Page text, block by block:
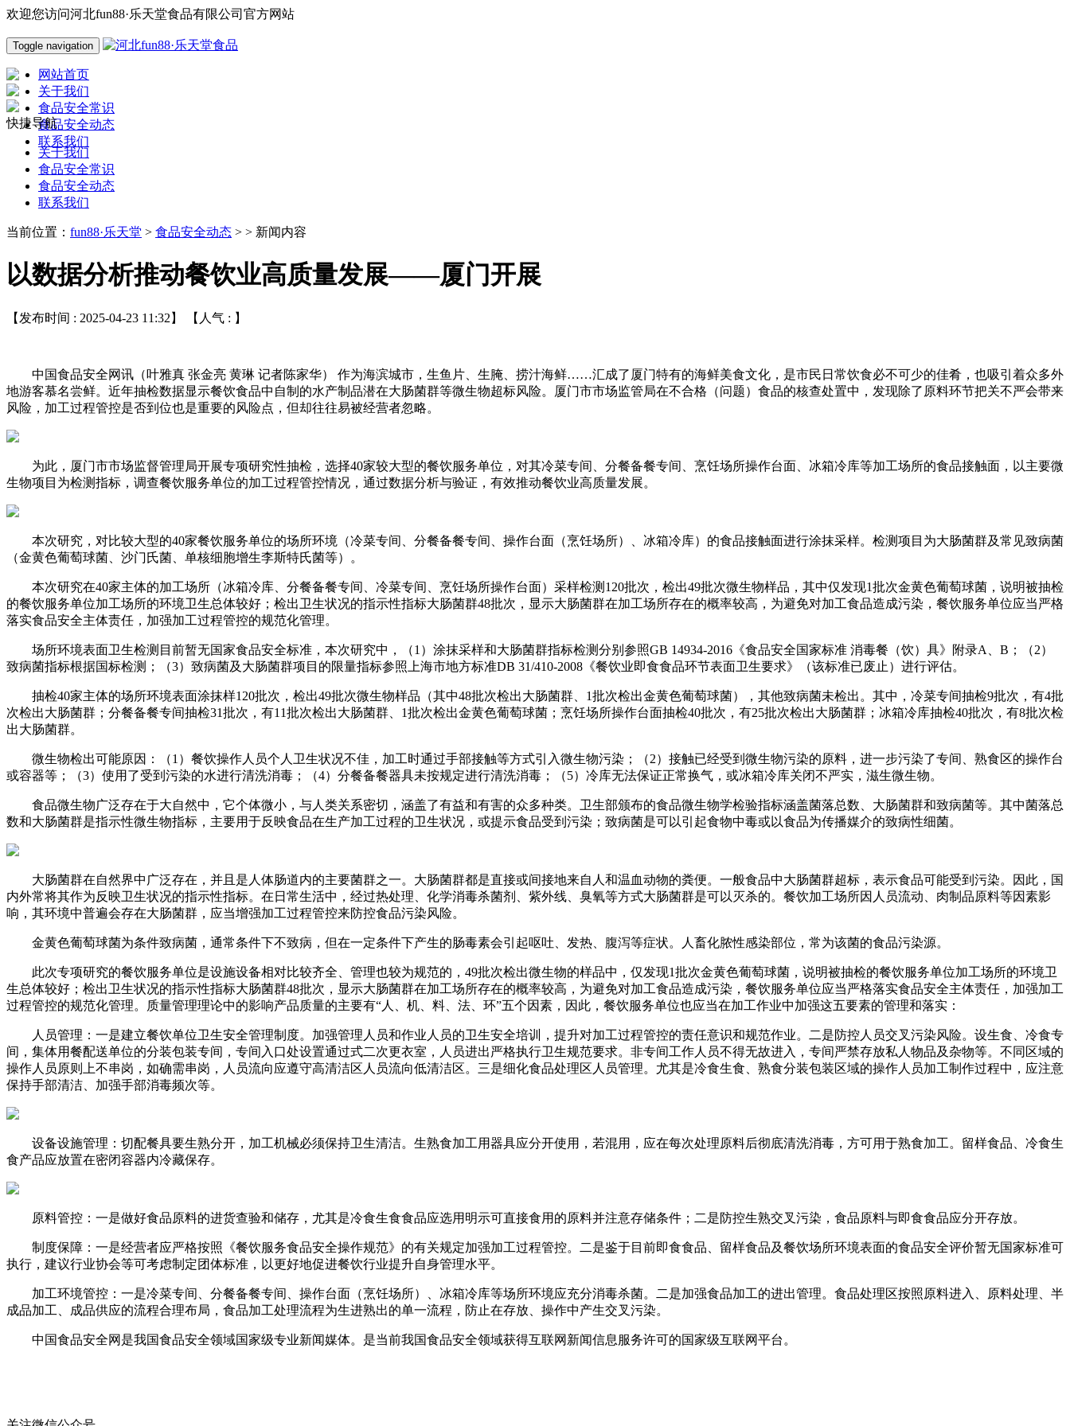
欢迎您访问河北fun88·乐天堂食品有限公司官方网站
Toggle navigation
网站首页
关于我们
食品安全常识
食品安全动态
联系我们
快捷导航
关于我们
食品安全常识
食品安全动态
联系我们
当前位置： fun88·乐天堂 > 食品安全动态 > > 新闻内容
以数据分析推动餐饮业高质量发展——厦门开展
【发布时间 : 2025-04-23 11:32】 【人气 : 】
中国食品安全网讯（叶雅真 张金亮 黄琳 记者陈家华） 作为海滨城市，生鱼片、生腌、捞汁海鲜……汇成了厦门特有的海鲜美食文化，是市民日常饮食必不可少的佳肴，也吸引着众多外
地游客慕名尝鲜。近年抽检数据显示餐饮食品中自制的水产制品潜在大肠菌群等微生物超标风险。厦门市市场监管局在不合格（问题）食品的核查处置中，发现除了原料环节把关不严会带来
风险，加工过程管控是否到位也是重要的风险点，但却往往易被经营者忽略。
为此，厦门市市场监督管理局开展专项研究性抽检，选择40家较大型的餐饮服务单位，对其冷菜专间、分餐备餐专间、烹饪场所操作台面、冰箱冷库等加工场所的食品接触面，以主要微
生物项目为检测指标，调查餐饮服务单位的加工过程管控情况，通过数据分析与验证，有效推动餐饮业高质量发展。
本次研究，对比较大型的40家餐饮服务单位的场所环境（冷菜专间、分餐备餐专间、操作台面（烹饪场所）、冰箱冷库）的食品接触面进行涂抹采样。检测项目为大肠菌群及常见致病菌
（金黄色葡萄球菌、沙门氏菌、单核细胞增生李斯特氏菌等）。
本次研究在40家主体的加工场所（冰箱冷库、分餐备餐专间、冷菜专间、烹饪场所操作台面）采样检测120批次，检出49批次微生物样品，其中仅发现1批次金黄色葡萄球菌，说明被抽检
的餐饮服务单位加工场所的环境卫生总体较好；检出卫生状况的指示性指标大肠菌群48批次，显示大肠菌群在加工场所存在的概率较高，为避免对加工食品造成污染，餐饮服务单位应当严格
落实食品安全主体责任，加强加工过程管控的规范化管理。
场所环境表面卫生检测目前暂无国家食品安全标准，本次研究中，（1）涂抹采样和大肠菌群指标检测分别参照GB 14934-2016《食品安全国家标准 消毒餐（饮）具》附录A、B；（2）
致病菌指标根据国标检测；（3）致病菌及大肠菌群项目的限量指标参照上海市地方标准DB 31/410-2008《餐饮业即食食品环节表面卫生要求》（该标准已废止）进行评估。
抽检40家主体的场所环境表面涂抹样120批次，检出49批次微生物样品（其中48批次检出大肠菌群、1批次检出金黄色葡萄球菌），其他致病菌未检出。其中，冷菜专间抽检9批次，有4批
次检出大肠菌群；分餐备餐专间抽检31批次，有11批次检出大肠菌群、1批次检出金黄色葡萄球菌；烹饪场所操作台面抽检40批次，有25批次检出大肠菌群；冰箱冷库抽检40批次，有8批次检
出大肠菌群。
微生物检出可能原因：（1）餐饮操作人员个人卫生状况不佳，加工时通过手部接触等方式引入微生物污染；（2）接触已经受到微生物污染的原料，进一步污染了专间、熟食区的操作台
或容器等；（3）使用了受到污染的水进行清洗消毒；（4）分餐备餐器具未按规定进行清洗消毒；（5）冷库无法保证正常换气，或冰箱冷库关闭不严实，滋生微生物。
食品微生物广泛存在于大自然中，它个体微小，与人类关系密切，涵盖了有益和有害的众多种类。卫生部颁布的食品微生物学检验指标涵盖菌落总数、大肠菌群和致病菌等。其中菌落总
数和大肠菌群是指示性微生物指标，主要用于反映食品在生产加工过程的卫生状况，或提示食品受到污染；致病菌是可以引起食物中毒或以食品为传播媒介的致病性细菌。
大肠菌群在自然界中广泛存在，并且是人体肠道内的主要菌群之一。大肠菌群都是直接或间接地来自人和温血动物的粪便。一般食品中大肠菌群超标，表示食品可能受到污染。因此，国
内外常将其作为反映卫生状况的指示性指标。在日常生活中，经过热处理、化学消毒杀菌剂、紫外线、臭氧等方式大肠菌群是可以灭杀的。餐饮加工场所因人员流动、肉制品原料等因素影
响，其环境中普遍会存在大肠菌群，应当增强加工过程管控来防控食品污染风险。
金黄色葡萄球菌为条件致病菌，通常条件下不致病，但在一定条件下产生的肠毒素会引起呕吐、发热、腹泻等症状。人畜化脓性感染部位，常为该菌的食品污染源。
此次专项研究的餐饮服务单位是设施设备相对比较齐全、管理也较为规范的，49批次检出微生物的样品中，仅发现1批次金黄色葡萄球菌，说明被抽检的餐饮服务单位加工场所的环境卫
生总体较好；检出卫生状况的指示性指标大肠菌群48批次，显示大肠菌群在加工场所存在的概率较高，为避免对加工食品造成污染，餐饮服务单位应当严格落实食品安全主体责任，加强加工
过程管控的规范化管理。质量管理理论中的影响产品质量的主要有“人、机、料、法、环”五个因素，因此，餐饮服务单位也应当在加工作业中加强这五要素的管理和落实：
人员管理：一是建立餐饮单位卫生安全管理制度。加强管理人员和作业人员的卫生安全培训，提升对加工过程管控的责任意识和规范作业。二是防控人员交叉污染风险。设生食、冷食专
间，集体用餐配送单位的分装包装专间，专间入口处设置通过式二次更衣室，人员进出严格执行卫生规范要求。非专间工作人员不得无故进入，专间严禁存放私人物品及杂物等。不同区域的
操作人员原则上不串岗，如确需串岗，人员流向应遵守高清洁区人员流向低清洁区。三是细化食品处理区人员管理。尤其是冷食生食、熟食分装包装区域的操作人员加工制作过程中，应注意
保持手部清洁、加强手部消毒频次等。
设备设施管理：切配餐具要生熟分开，加工机械必须保持卫生清洁。生熟食加工用器具应分开使用，若混用，应在每次处理原料后彻底清洗消毒，方可用于熟食加工。留样食品、冷食生
食产品应放置在密闭容器内冷藏保存。
原料管控：一是做好食品原料的进货查验和储存，尤其是冷食生食食品应选用明示可直接食用的原料并注意存储条件；二是防控生熟交叉污染，食品原料与即食食品应分开存放。
制度保障：一是经营者应严格按照《餐饮服务食品安全操作规范》的有关规定加强加工过程管控。二是鉴于目前即食食品、留样食品及餐饮场所环境表面的食品安全评价暂无国家标准可
执行，建议行业协会等可考虑制定团体标准，以更好地促进餐饮行业提升自身管理水平。
加工环境管控：一是冷菜专间、分餐备餐专间、操作台面（烹饪场所）、冰箱冷库等场所环境应充分消毒杀菌。二是加强食品加工的进出管理。食品处理区按照原料进入、原料处理、半
成品加工、成品供应的流程合理布局，食品加工处理流程为生进熟出的单一流程，防止在存放、操作中产生交叉污染。
中国食品安全网是我国食品安全领域国家级专业新闻媒体。是当前我国食品安全领域获得互联网新闻信息服务许可的国家级互联网平台。